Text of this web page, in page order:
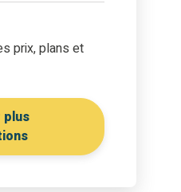
prix, plans et
plus